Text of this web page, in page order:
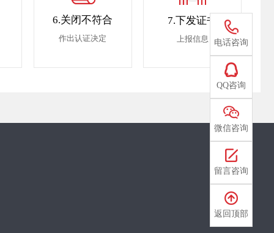
6.关闭不符合
作出认证决定
7.下发证书
上报信息 电话咨询
13122998878
QQ咨询
微信咨询
留言咨询
返回顶部